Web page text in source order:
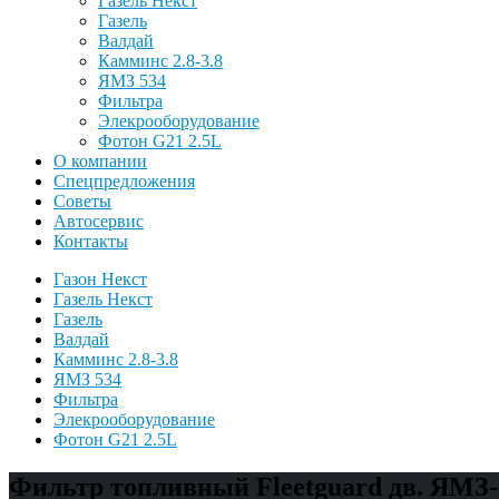
Газель
Валдай
Камминс 2.8-3.8
ЯМЗ 534
Фильтра
Элекрооборудование
Фотон G21 2.5L
О компании
Спецпредложения
Советы
Автосервис
Контакты
Газон Некст
Газель Некст
Газель
Валдай
Камминс 2.8-3.8
ЯМЗ 534
Фильтра
Элекрооборудование
Фотон G21 2.5L
Фильтр топливный Fleetguard дв.